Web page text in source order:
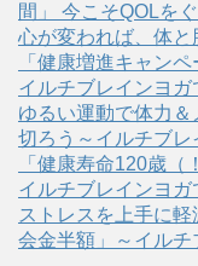
間」 今こそQOLを
心が変われば、体
「健康増進キャン
イルチブレインヨガ
ゆるい運動で体力
切ろう～イルチブ
「健康寿命120歳
イルチブレインヨ
ストレスを上手に
会金半額」～イルチ